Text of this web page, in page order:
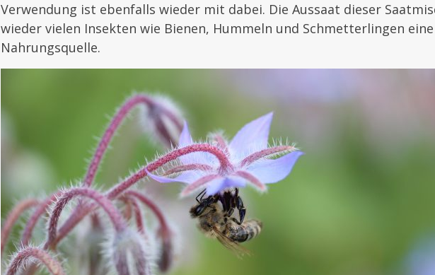
Verwendung ist ebenfalls wieder mit dabei. Die Aussaat dieser
wieder vielen Insekten wie Bienen, Hummeln und Schmetterlingen
Nahrungsquelle.